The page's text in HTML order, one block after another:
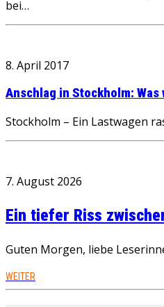
bei…
8. April 2017
Anschlag in Stockholm:
Stockholm – Ein Lastwagen
7. August 2026
Ein tiefer Riss
Guten Morgen, liebe
WEITER